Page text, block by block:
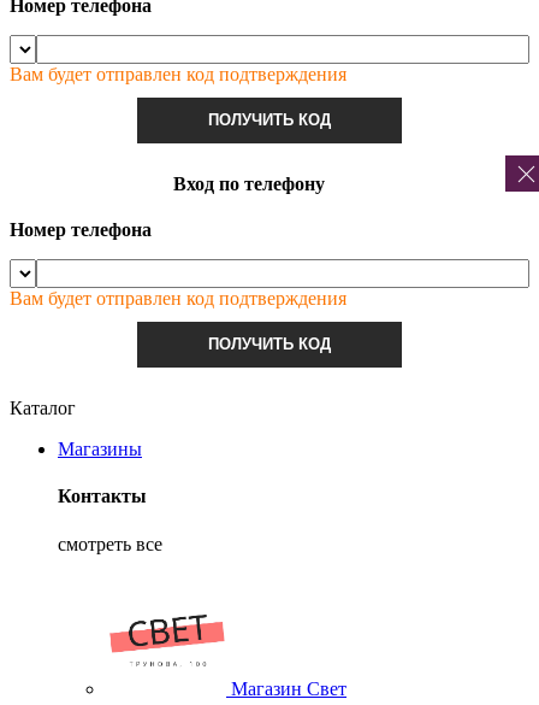
Номер телефона
Вам будет отправлен код подтверждения
ПОЛУЧИТЬ КОД
Вход по телефону
Номер телефона
Вам будет отправлен код подтверждения
ПОЛУЧИТЬ КОД
Каталог
Магазины
Контакты
смотреть все
Магазин Свет